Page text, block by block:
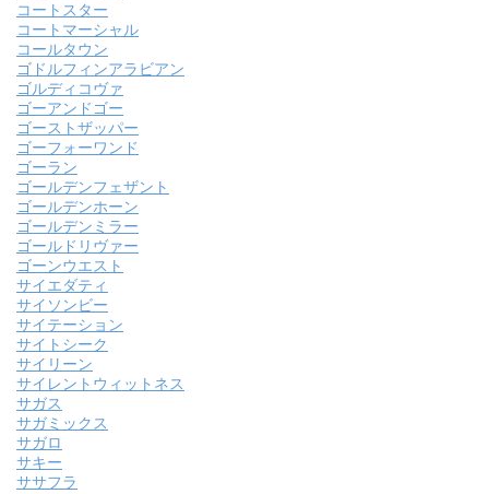
コートスター
コートマーシャル
コールタウン
ゴドルフィンアラビアン
ゴルディコヴァ
ゴーアンドゴー
ゴーストザッパー
ゴーフォーワンド
ゴーラン
ゴールデンフェザント
ゴールデンホーン
ゴールデンミラー
ゴールドリヴァー
ゴーンウエスト
サイエダティ
サイソンビー
サイテーション
サイトシーク
サイリーン
サイレントウィットネス
サガス
サガミックス
サガロ
サキー
ササフラ